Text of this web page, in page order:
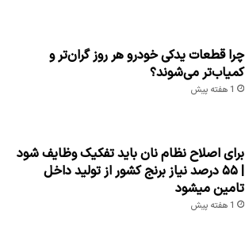
چرا قطعات یدکی خودرو هر روز گران‌تر و
کمیاب‌تر می‌شوند؟
1 هفته پیش
برای اصلاح نظام نان باید تفکیک وظایف شود
| ۵۵ درصد نیاز برنج کشور از تولید داخل
تامین میشود
1 هفته پیش